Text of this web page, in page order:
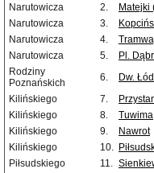
Narutowicza
2. Matejki
Narutowicza
3.
Narutowicza
4.
Narutowicza
5. Pl.
Rodziny
Poznańskich
6. Dw.
Kilińskiego 7.
Kilińskiego
8. Tuwima
Kilińskiego
9. Nawrot
Kilińskiego
10.
Piłsudskiego
11.